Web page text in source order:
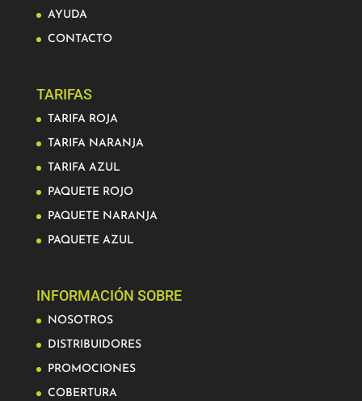
AYUDA
CONTACTO
TARIFAS
TARIFA ROJA
TARIFA NARANJA
TARIFA AZUL
PAQUETE ROJO
PAQUETE NARANJA
PAQUETE AZUL
INFORMACIÓN SOBRE
NOSOTROS
DISTRIBUIDORES
PROMOCIONES
COBERTURA